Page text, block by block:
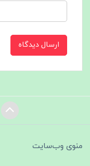
ارسال دیدگاه
منوی وب‌سایت